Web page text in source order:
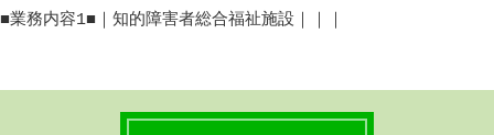
■業務内容1■｜知的障害者総合福祉施設｜｜｜